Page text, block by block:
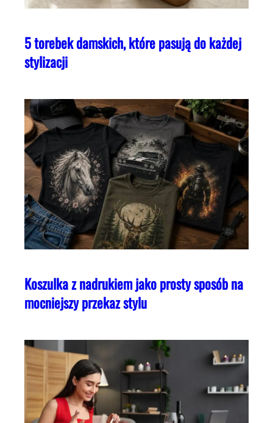
5 torebek damskich, które pasują do każdej
stylizacji
Koszulka z nadrukiem jako prosty sposób na
mocniejszy przekaz stylu